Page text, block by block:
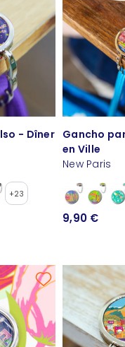
- Dîner
+23
Gancho
en Ville
New Paris
9,90 €